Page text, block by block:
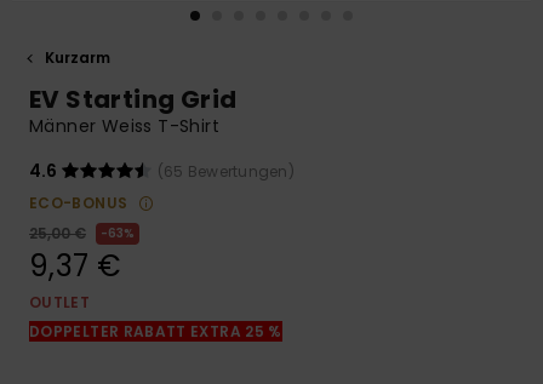
Finden Sie
die häufigsten
Fragen sowie
Kurzarm
EV Starting Grid
Männer Weiss T-Shirt
4.6
(65 Bewertungen)
ECO-BONUS
25,00 €
63%
9,37 €
OUTLET
DOPPELTER RABATT EXTRA 25 %